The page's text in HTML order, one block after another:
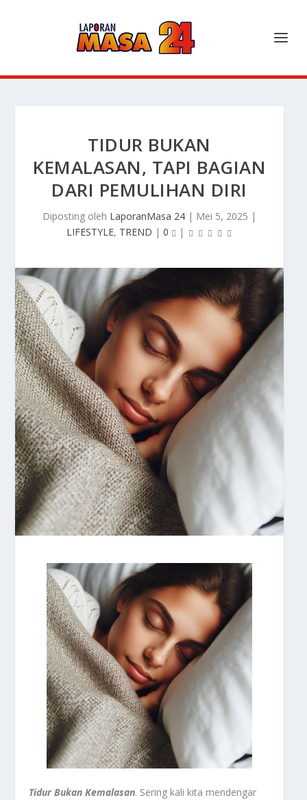
TIDUR BUKAN
KEMALASAN, TAPI BAGIAN
DARI PEMULIHAN DIRI
Diposting oleh LaporanMasa 24 | Mei 5, 2025 |
LIFESTYLE, TREND | 0 |
Tidur Bukan Kemalasan. Sering kali kita mendengar